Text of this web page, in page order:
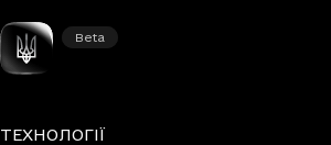
Beta
Beta
ГОЛОВНА —НОВИНИ
Рубрики
ТЕХНОЛОГІЇ